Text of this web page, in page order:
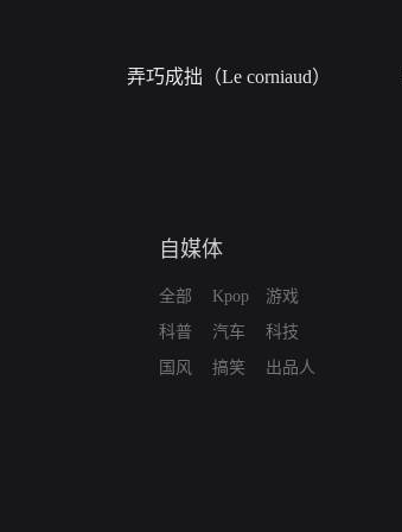
弄巧成拙（Le corniaud）
自媒体
全部
科普
国风
Kpop
汽车
搞笑
游戏
科技
出品人